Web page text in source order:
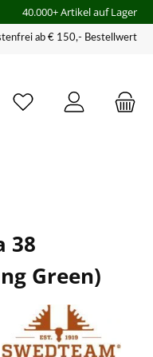
40.000+ Artikel auf Lager
ab € 150,- Bestellwert
38
Green)